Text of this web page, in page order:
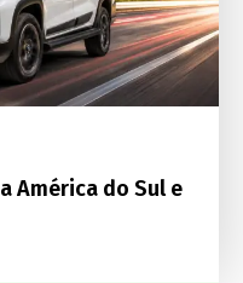
América do Sul e